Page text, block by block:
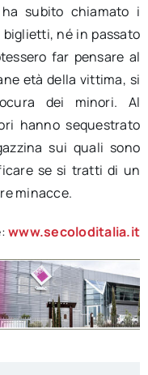
subito chiamato i
né in passato
far pensare al
età della vittima, si
dei minori. Al
hanno sequestrato
sui quali sono
se si tratti di un
minacce.
www.secoloditalia.it